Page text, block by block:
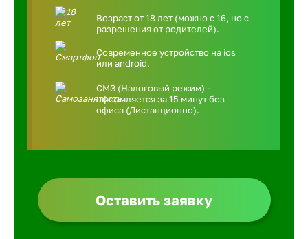
Возраст от 18 лет (можно с 16, но с
разрешения от родителей).
Современное устройство на ios
или android.
СМЗ (Налоговый режим) -
оформляется за 15 минут без
офиса (Дистанционно).
Оставить заявку